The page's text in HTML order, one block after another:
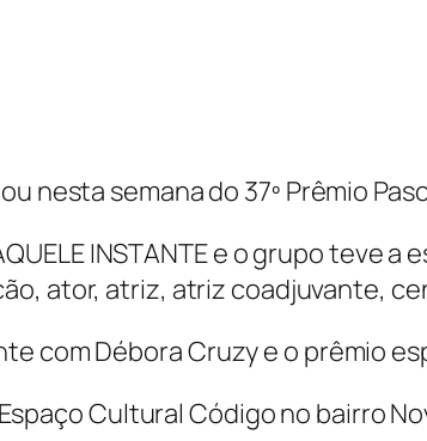
nesta semana do 37º Prêmio
INSTANTE e o grupo teve
ator, atriz, atriz coadjuvante,
com Débora Cruzy e o prêmio
Cultural Código no bairro